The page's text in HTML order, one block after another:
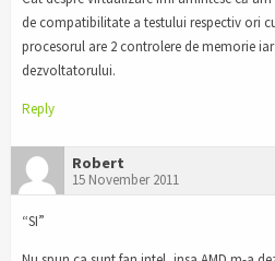
de compatibilitate a testului respectiv ori
procesorul are 2 controlere de memorie
dezvoltatorului.
Reply
Robert
15 November 2011
“SI”